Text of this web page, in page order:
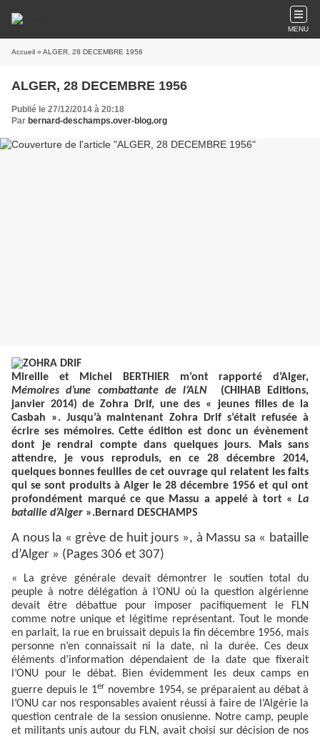
MENU
Accueil » ALGER, 28 DECEMBRE 1956
ALGER, 28 DECEMBRE 1956
Publié le 27/12/2014 à 20:18
Par bernard-deschamps.over-blog.org
Mireille et Michel BERTHIER m’ont rapporté d’Alger,
Mémoires d’une combattante de l’ALN
(CHIHAB Editions,
janvier 2014) de Zohra Drif, une des « jeunes filles de la
Casbah ». Jusqu’à maintenant Zohra Drif s’était refusée à
écrire ses mémoires. Cette édition est donc un évènement
dont je rendrai compte dans quelques jours. Mais sans
attendre, je vous reproduis, en ce 28 décembre 2014,
quelques bonnes feuilles de cet ouvrage qui relatent les faits
qui se sont produits à Alger le 28 décembre 1956 et qui ont
profondément marqué ce que Massu a appelé à tort « La
bataille d’Alger ».Bernard DESCHAMPS
A nous la « grève de huit jours », à Massu sa « bataille
d’Alger » (Pages 306 et 307)
« La grève générale devait démontrer le soutien total du
peuple à notre délégation à l’ONU où la question algérienne
devait être débattue pour imposer pacifiquement le FLN
comme notre unique et légitime représentant. Tout le monde
en parlait, la rue en bruissait depuis la fin décembre 1956, mais
personne n’en connaissait ni la date, ni la durée. Ces deux
éléments d’information dépendaient de la date que fixerait
l’ONU pour le débat. Bien évidemment les deux camps en
guerre depuis le 1er novembre 1954, se préparaient au débat à
l’ONU car nos responsables avaient réussi à faire de l’Algérie la
question centrale de la session onusienne. Notre camp, peuple
et militants unis autour du FLN, avait choisi sur décision de nos